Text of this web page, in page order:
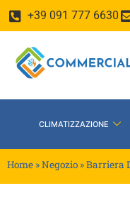
+39 091 777 6630
CLIMATIZZAZIONE
Home »Negozio »Barriera